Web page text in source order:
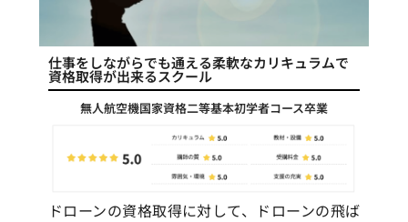
仕事をしながらでも通える柔軟なカリキュラムで
資格取得が出来るスクール
無人航空機国家資格二等基本初学者コース卒業
ドローンの資格取得に対して、ドローンの飛ば